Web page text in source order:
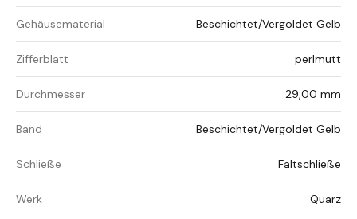
Gehäusematerial Beschichtet/Vergoldet Gelb
Zifferblatt perlmutt
Durchmesser 29,00 mm
Band Beschichtet/Vergoldet Gelb
Schließe Faltschließe
Werk Quarz